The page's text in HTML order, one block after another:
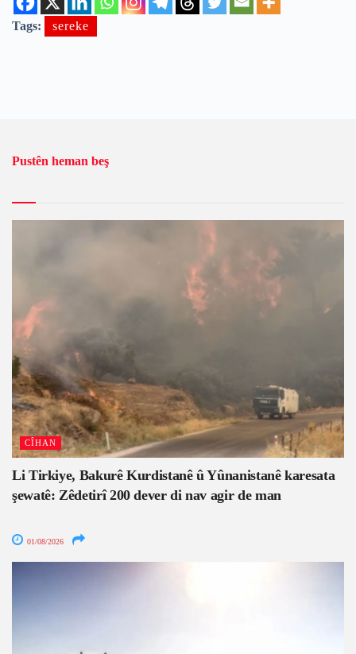
Tags: sereke
Pustên heman beş
CÎHAN
Li Tirkiye, Bakurê Kurdistanê û Yûnanistanê karesata
şewatê: Zêdetirî 200 dever di nav agir de man
01/08/2026